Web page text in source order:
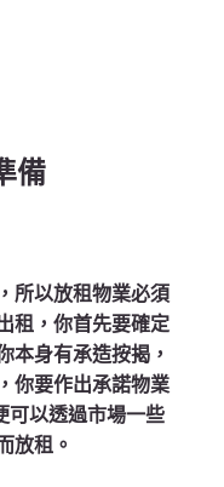
備
所以放租物業必須
租，你首先要確定
本身有承造按揭，
你要作出承諾物業
可以透過市場一些
放租。